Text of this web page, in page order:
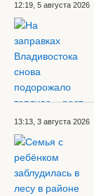
12:19, 5 августа 2026
13:13, 3 августа 2026